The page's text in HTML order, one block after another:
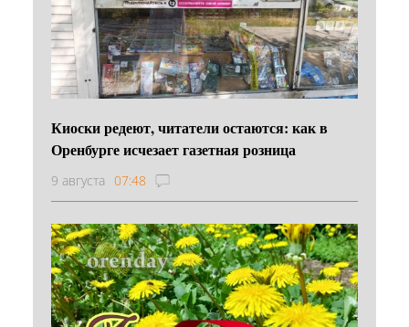
Киоски редеют, читатели остаются: как в
Оренбурге исчезает газетная розница
9 августа 07:48